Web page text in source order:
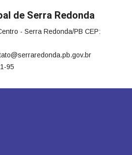
de Serra Redonda
- Serra Redonda/PB CEP:
95